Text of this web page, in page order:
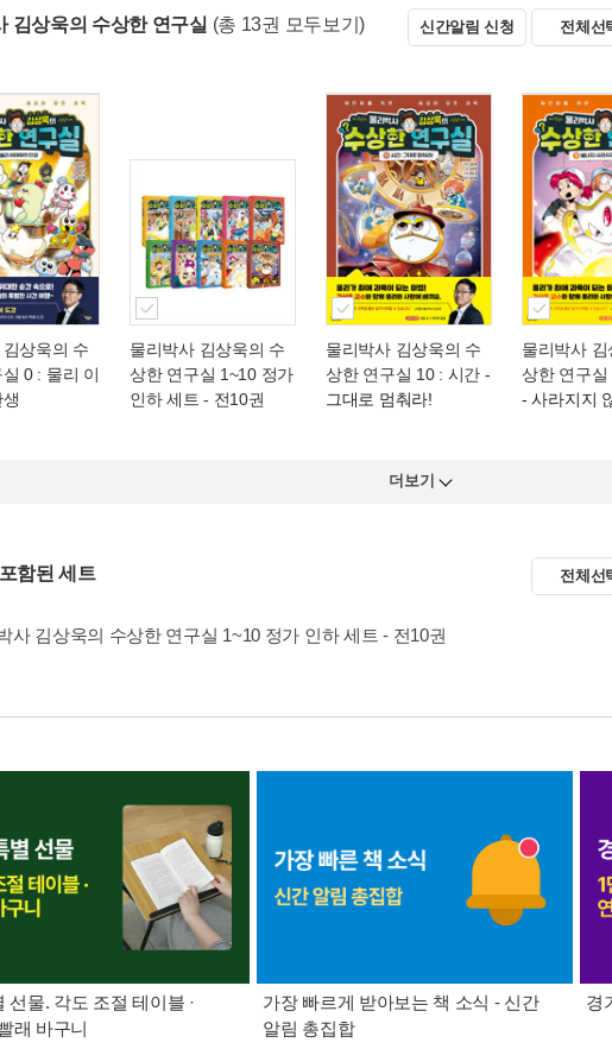
김상욱의 수상한 연구실 (총 13권 모두보기) 신간알림 신청 전체선
상욱의 수
0 : 물리 이
물리박사 김상욱의 수
상한 연구실 1~10 정가
인하 세트 - 전10권
물리박사 김상욱의 수
상한 연구실 10 : 시간 -
그대로 멈춰라!
물리박사 김
상한 연구실
- 사라지지
더보기
함된 세트 전체선
사 김상욱의 수상한 연구실 1~10 정가 인하 세트 - 전10권
선물. 각도 조절 테이블 ·
래 바구니
가장 빠르게 받아보는 책 소식 - 신간
알림 총집합
경